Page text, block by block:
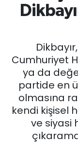
Cumhuriyet
ya da
partide en
olmasına
kendi kişisel
ve siyasi
Yerel
Süper Lig
Son Dakika
Haber